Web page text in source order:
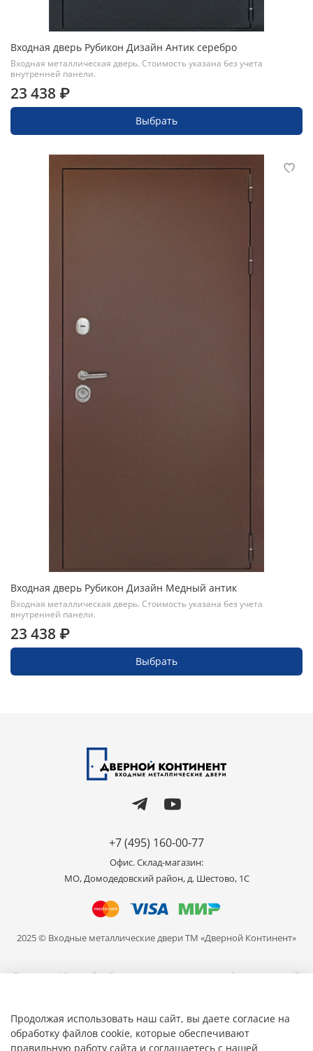
Входная дверь Рубикон Дизайн Антик серебро
Входная металлическая дверь. Стоимость указана без учета
внутренней панели.
23 438 ₽
Выбрать
Входная дверь Рубикон Дизайн Медный антик
Входная металлическая дверь. Стоимость указана без учета
внутренней панели.
23 438 ₽
Выбрать
+7 (495) 160-00-77
Офис. Склад-магазин:
МО, Домодедовский район, д. Шестово, 1C
2025 © Входные металлические двери ТМ «Дверной Континент»
Внимание! Данный сайт носит исключительно информационный
представленной на сайте может отличаться от реального, в связи
с различными настройками ваших устройств для просмотра.
Общество с ограниченной ответственностью «Мир Дверей» ИНН
Продолжая использовать наш сайт, вы даете согласие на
обработку файлов cookie, которые обеспечивают
правильную работу сайта и соглашаетесь с нашей